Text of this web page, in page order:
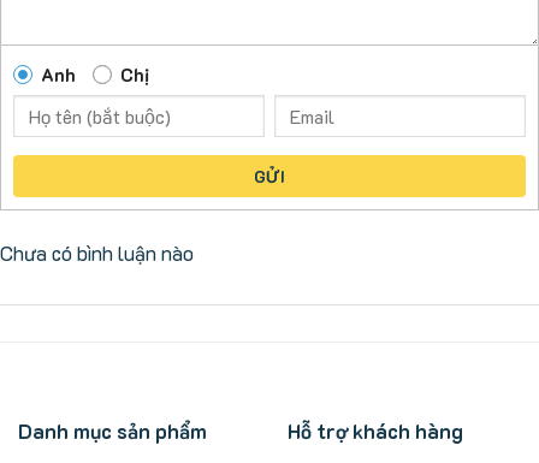
Anh Chị
GỬI
Chưa có bình luận nào
Danh mục sản phẩm
Hỗ trợ khách hàng